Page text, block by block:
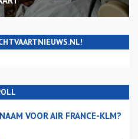
VOOR AIR FRANCE-KLM?